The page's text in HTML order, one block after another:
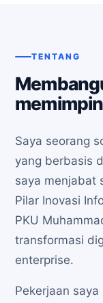
TENTANG
Saya seorang
yang berbasis
saya menjabat
Pilar Inovasi
PKU
transformasi
enterprise.
Pekerjaan